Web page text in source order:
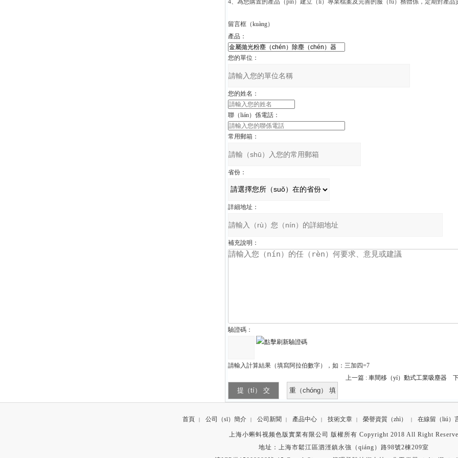
4、為您購置的產品（pǐn）建立（lì）專業檔案及完善的服（fú）務體係，定期對產品
留言框（kuàng）
產品：
您的單位：
您的姓名：
聯（lián）係電話：
常用郵箱：
省份：
詳細地址：
補充說明：
驗證碼：
請輸入計算結果（填寫阿拉伯數字），如：三加四=7
上一篇 : 車間移（yí）動式工業吸塵器
首頁 | 公司（sī）簡介 | 公司新聞 | 產品中心 | 技術文章 | 榮譽資質（zhì） | 在線留（liú）
上海小蝌蚪视频色版實業有限公司 版權所有 Copyright 2018 All Right Reserve
地址：上海市鬆江區泗涇鎮永強（qiáng）路98號2棟209室